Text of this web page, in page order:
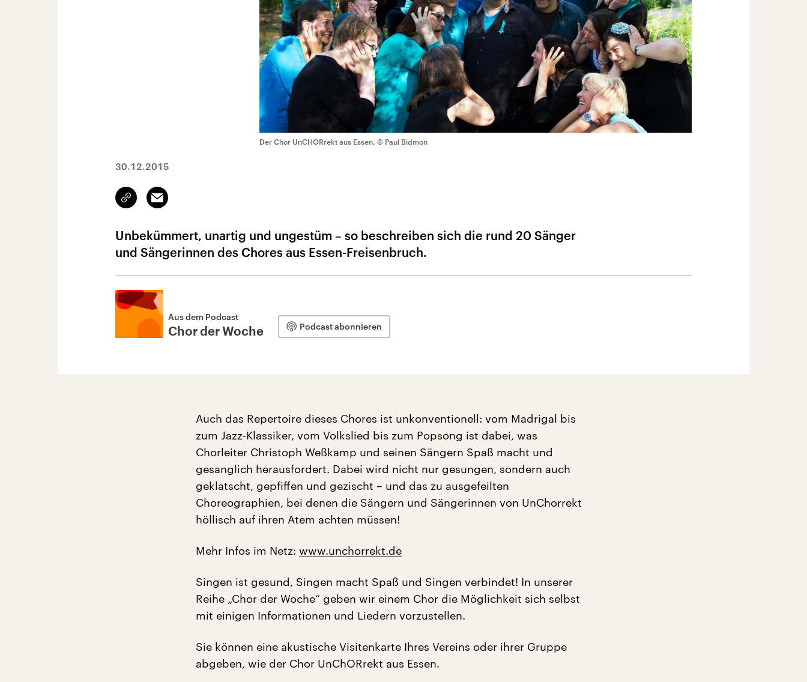
Der Chor UnCHORrekt aus Essen. © Paul Bidmon
30.12.2015
Link
kopieren/teilen
Email
Unbekümmert, unartig und ungestüm – so beschreiben sich die rund 20 Sänger
und Sängerinnen des Chores aus Essen-Freisenbruch.
Aus dem Podcast
Chor der Woche Podcast abonnieren
Auch das Repertoire dieses Chores ist unkonventionell: vom Madrigal bis
zum Jazz-Klassiker, vom Volkslied bis zum Popsong ist dabei, was
Chorleiter Christoph Weßkamp und seinen Sängern Spaß macht und
gesanglich herausfordert. Dabei wird nicht nur gesungen, sondern auch
geklatscht, gepfiffen und gezischt – und das zu ausgefeilten
Choreographien, bei denen die Sängern und Sängerinnen von UnChorrekt
höllisch auf ihren Atem achten müssen!
Mehr Infos im Netz: www.unchorrekt.de
Singen ist gesund, Singen macht Spaß und Singen verbindet! In unserer
Reihe „Chor der Woche“ geben wir einem Chor die Möglichkeit sich selbst
mit einigen Informationen und Liedern vorzustellen.
Sie können eine akustische Visitenkarte Ihres Vereins oder ihrer Gruppe
abgeben, wie der Chor UnChORrekt aus Essen.